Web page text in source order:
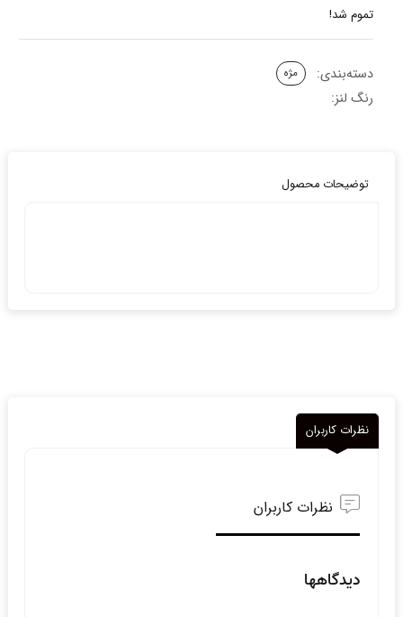
تموم شد!
دسته‌بندی: مژه
رنگ لنز:
توضیحات محصول
نظرات کاربران
نظرات کاربران
دیدگاهها